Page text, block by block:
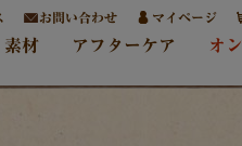
お問い合わせ マイページ
素材 アフターケア オ